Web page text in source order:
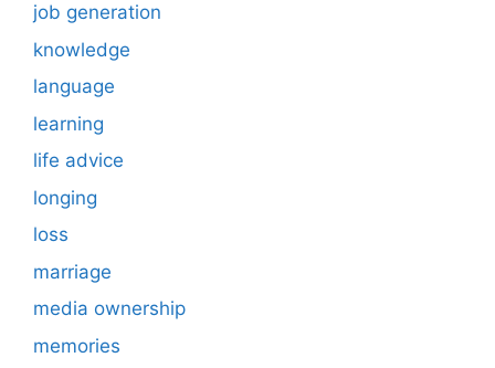
job generation
knowledge
language
learning
life advice
longing
loss
marriage
media ownership
memories